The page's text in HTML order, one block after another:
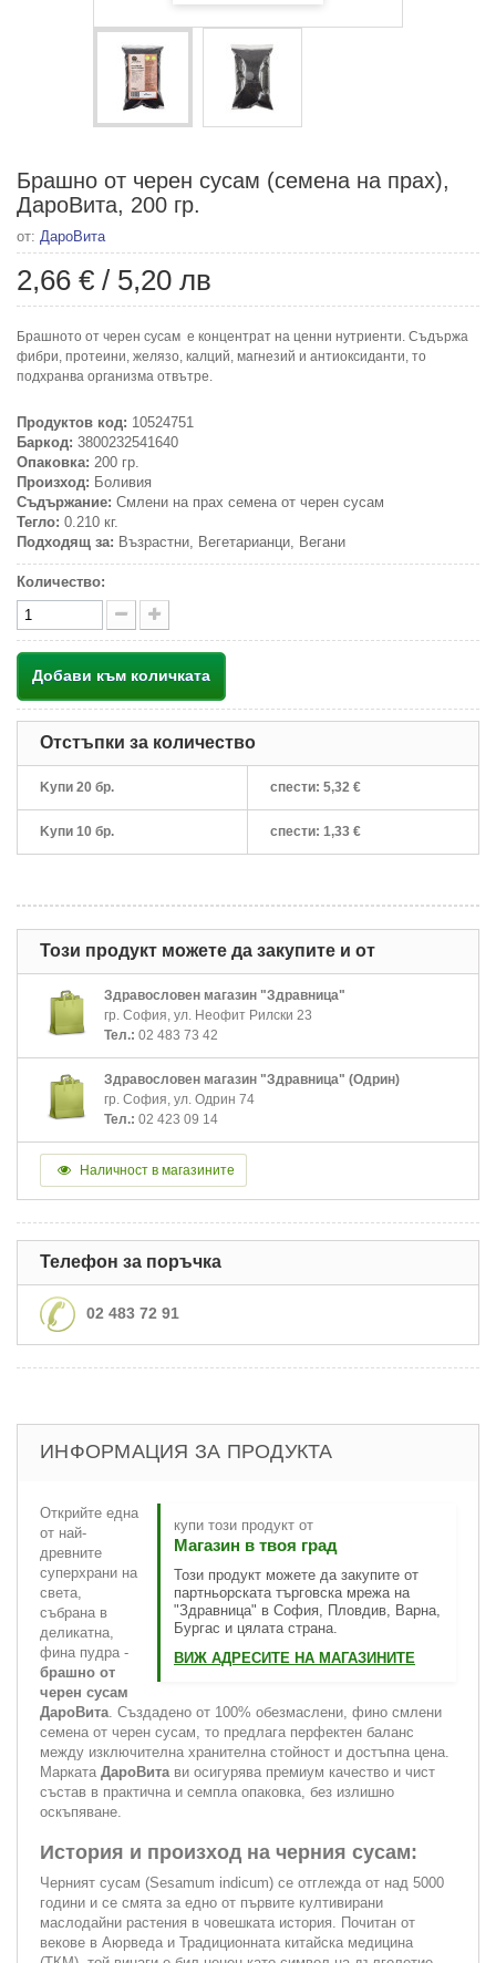
Брашно от черен сусам (семена на прах),
ДароВита, 200 гр.
от: ДароВита
2,66 € / 5,20 лв
Брашното от черен сусам е концентрат на ценни нутриенти. Съдържа
фибри, протеини, желязо, калций, магнезий и антиоксиданти, то
подхранва организма отвътре.
Продуктов код: 10524751
Баркод: 3800232541640
Опаковка: 200 гр.
Произход: Боливия
Съдържание: Смлени на прах семена от черен сусам
Тегло: 0.210 кг.
Подходящ за: Възрастни, Вегетарианци, Вегани
Количество:
Добави към количката
Отстъпки за количество
Kупи 20 бр. спести: 5,32 €
Kупи 10 бр. спести: 1,33 €
Този продукт можете да закупите и от
Здравословен магазин "Здравница"
гр. София, ул. Неофит Рилски 23
Тел.: 02 483 73 42
Здравословен магазин "Здравница" (Одрин)
гр. София, ул. Одрин 74
Тел.: 02 423 09 14
Наличност в магазините
Телефон за поръчка
02 483 72 91
ИНФОРМАЦИЯ ЗА ПРОДУКТА
купи този продукт от
Магазин в твоя град
Този продукт можете да закупите от
партньорската търговска мрежа на
"Здравница" в София, Пловдив, Варна,
Бургас и цялата страна.
ВИЖ АДРЕСИТЕ НА МАГАЗИНИТЕ
Открийте една
от най-
древните
суперхрани на
света,
събрана в
деликатна,
фина пудра -
брашно от
черен сусам
ДароВита . Създадено от 100% обезмаслени, фино смлени
семена от черен сусам, то предлага перфектен баланс
между изключителна хранителна стойност и достъпна цена.
Марката ДароВита ви осигурява премиум качество и чист
състав в практична и семпла опаковка, без излишно
оскъпяване.
История и произход на черния сусам:
Черният сусам (Sesamum indicum) се отглежда от над 5000
години и се смята за едно от първите култивирани
маслодайни растения в човешката история. Почитан от
векове в Аюрведа и Традиционната китайска медицина